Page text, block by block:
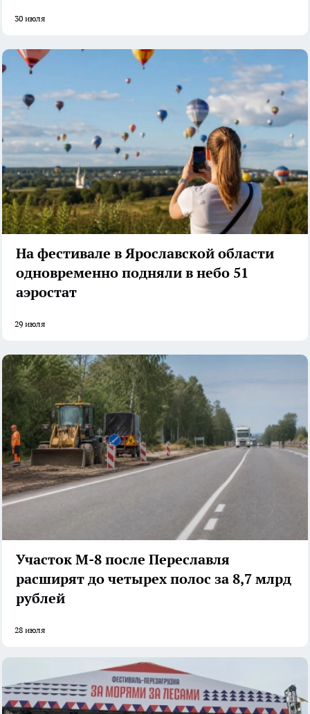
30 июля
На фестивале в Ярославской области
одновременно подняли в небо 51
аэростат
29 июля
Участок М-8 после Переславля
расширят до четырех полос за 8,7 млрд
рублей
28 июля